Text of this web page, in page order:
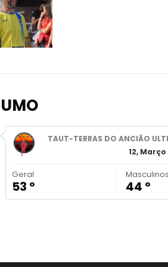
TAUT-TERRAS DO ANCIÃO
12,
Geral
53 º
Masculinos
44 º